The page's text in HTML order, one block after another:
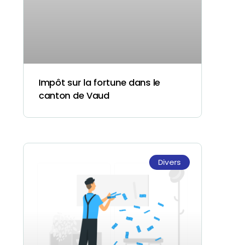
Impôt sur la fortune dans le
canton de Vaud
Divers